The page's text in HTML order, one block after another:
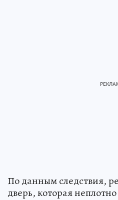
По данным следствия,
дверь, которая